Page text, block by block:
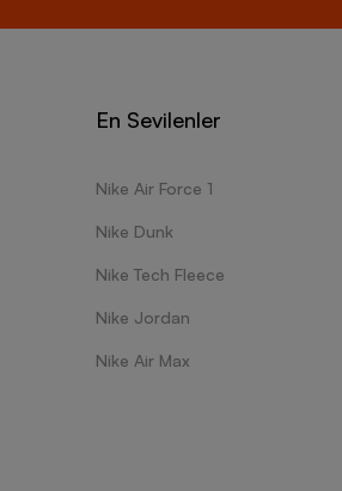
En Sevilenler
Nike Air Force 1
Nike Dunk
Nike Tech Fleece
Nike Jordan
Nike Air Max